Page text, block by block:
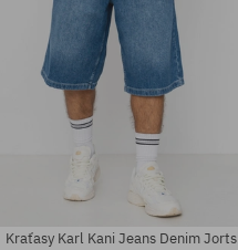
Kraťasy Karl Kani Jeans Denim Jorts